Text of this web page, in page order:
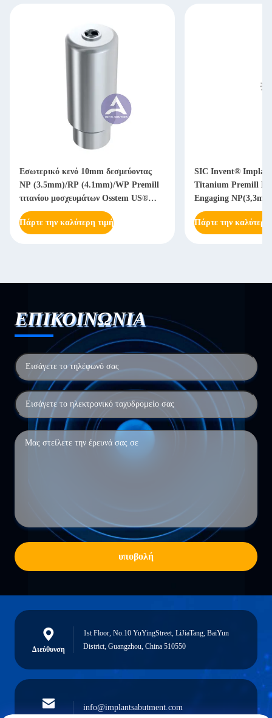
Εσωτερικό κενό 10mm δεσμεύοντας
NP (3.5mm)/RP (4.1mm)/WP Premill
τιτανίου μοσχευμάτων Osstem US®
(5.1mm)
Πάρτε την καλύτερη τιμή
SIC Invent®
Titanium Premill
Engaging
Πάρτε την καλύτερη
ΕΠΙΚΟΙΝΩΝΙΑ
υποβολή
Διεύθυνση
1st Floor, No.10 YuYingStreet, LiJiaTang, BaiYun
District, Guangzhou, China 510550
info@implantsabutment.com